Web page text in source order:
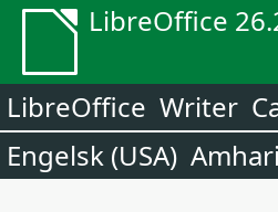
LibreOffice
LibreOffice Writer
Engelsk (USA)